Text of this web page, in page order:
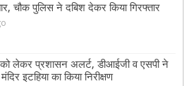
चौक पुलिस ने दबिश देकर किया गिरफ्तार
लेकर प्रशासन अलर्ट, डीआईजी व एसपी ने
इटहिया का किया निरीक्षण